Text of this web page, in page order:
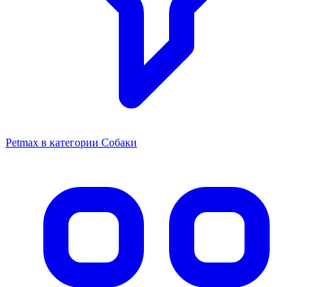
Petmax в категории Собаки